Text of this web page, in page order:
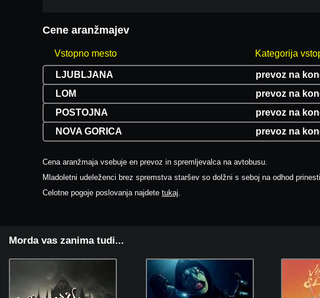
Cene aranžmajev
Vstopno mesto Kategorija
LJUBLJANA prevoz na
LOM
prevoz na
POSTOJNA
prevoz na
NOVA GORICA
prevoz na
Cena aranžmaja vsebuje en prevoz in spremljevalca na avtobusu.
Mladoletni udeleženci brez spremstva staršev so dolžni s seboj na odhod
Celotne pogoje poslovanja najdete tukaj.
Morda vas zanima tudi...